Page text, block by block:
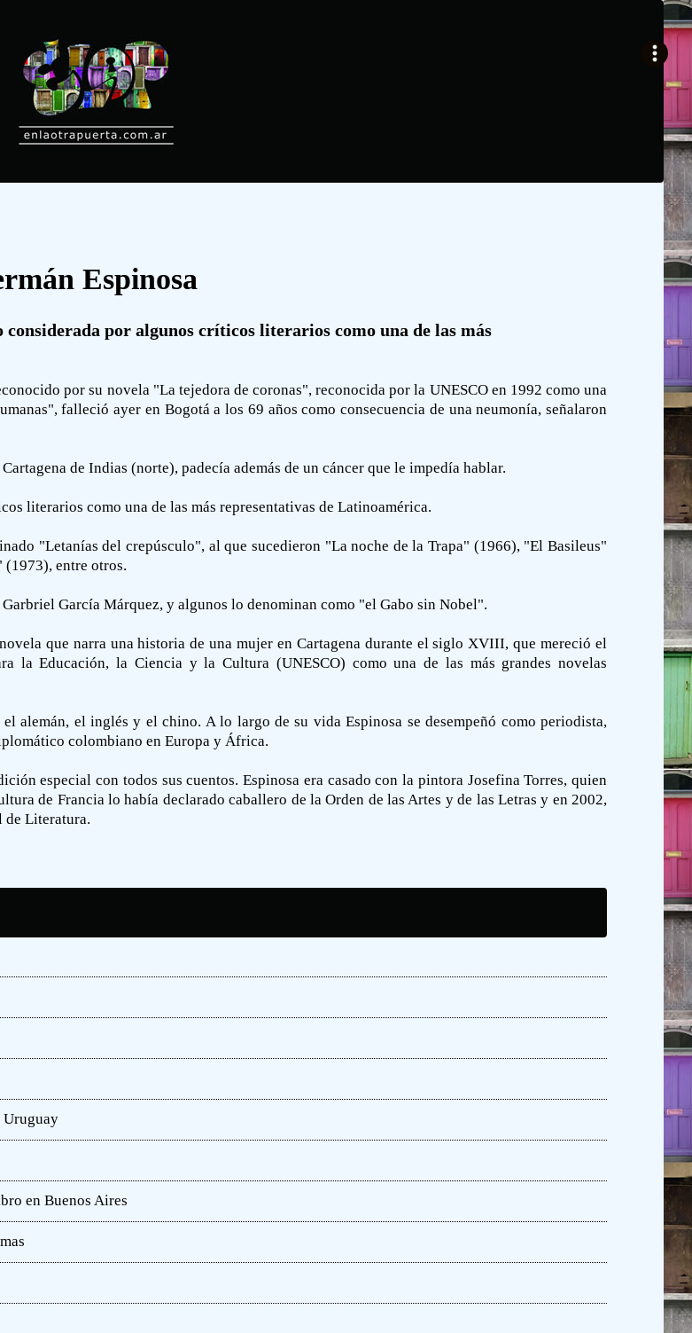
Espinosa
considerada por algunos críticos literarios como una de las más
por su novela "La tejedora de coronas", reconocida por la UNESCO en 1992 como una
falleció ayer en Bogotá a los 69 años como consecuencia de una neumonía, señalaron
de Indias (norte), padecía además de un cáncer que le impedía hablar.
literarios como una de las más representativas de Latinoamérica.
"Letanías del crepúsculo", al que sucedieron "La noche de la Trapa" (1966), "El Basileus"
entre otros.
García Márquez, y algunos lo denominan como "el Gabo sin Nobel".
que narra una historia de una mujer en Cartagena durante el siglo XVIII, que mereció el
la Educación, la Ciencia y la Cultura (UNESCO) como una de las más grandes novelas
alemán, el inglés y el chino. A lo largo de su vida Espinosa se desempeñó como periodista,
colombiano en Europa y África.
especial con todos sus cuentos. Espinosa era casado con la pintora Josefina Torres, quien
de Francia lo había declarado caballero de la Orden de las Artes y de las Letras y en 2002,
de Literatura.
Uruguay
en Buenos Aires